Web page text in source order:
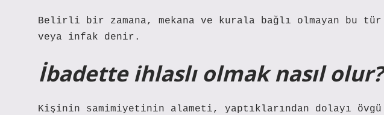
Belirli bir zamana, mekana ve kurala bağlı olmayan bu tür
veya infak denir.
İbadette ihlaslı olmak nasıl olur?
Kişinin samimiyetinin alameti, yaptıklarından dolayı